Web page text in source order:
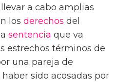
a cabo amplias
los derechos del
sentencia que va
estrechos términos de
una pareja de
sido acosadas por